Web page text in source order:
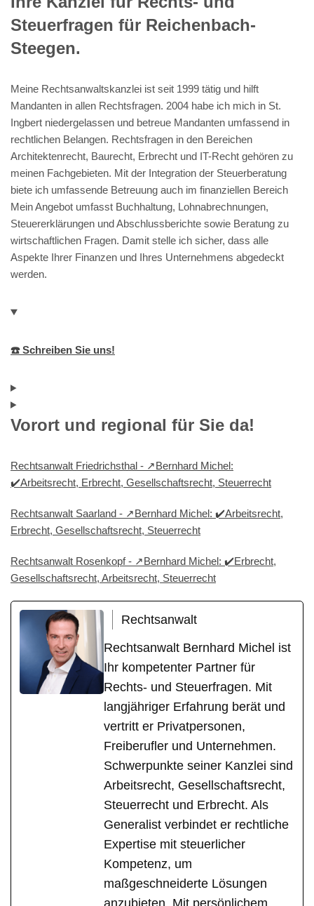
Steuerfragen für Reichenbach-
Steegen.
Meine Rechtsanwaltskanzlei ist seit 1999 tätig und hilft
Mandanten in allen Rechtsfragen. 2004 habe ich mich in St.
Ingbert niedergelassen und betreue Mandanten umfassend in
rechtlichen Belangen. Rechtsfragen in den Bereichen
Architektenrecht, Baurecht, Erbrecht und IT-Recht gehören zu
meinen Fachgebieten. Mit der Integration der Steuerberatung
biete ich umfassende Betreuung auch im finanziellen Bereich
Mein Angebot umfasst Buchhaltung, Lohnabrechnungen,
Steuererklärungen und Abschlussberichte sowie Beratung zu
wirtschaftlichen Fragen. Damit stelle ich sicher, dass alle
Aspekte Ihrer Finanzen und Ihres Unternehmens abgedeckt
werden.
☎️ Schreiben Sie uns!
Vorort und regional für Sie da!
Rechtsanwalt Friedrichsthal - ↗️Bernhard Michel:
✔️Arbeitsrecht, Erbrecht, Gesellschaftsrecht, Steuerrecht
Rechtsanwalt Saarland - ↗️Bernhard Michel: ✔️Arbeitsrecht,
Erbrecht, Gesellschaftsrecht, Steuerrecht
Rechtsanwalt Rosenkopf - ↗️Bernhard Michel: ✔️Erbrecht,
Gesellschaftsrecht, Arbeitsrecht, Steuerrecht
Rechtsanwalt
Rechtsanwalt Bernhard Michel ist
Ihr kompetenter Partner für
Rechts- und Steuerfragen. Mit
langjähriger Erfahrung berät und
vertritt er Privatpersonen,
Freiberufler und Unternehmen.
Schwerpunkte seiner Kanzlei sind
Arbeitsrecht, Gesellschaftsrecht,
Steuerrecht und Erbrecht. Als
Generalist verbindet er rechtliche
Expertise mit steuerlicher
Kompetenz, um
maßgeschneiderte Lösungen